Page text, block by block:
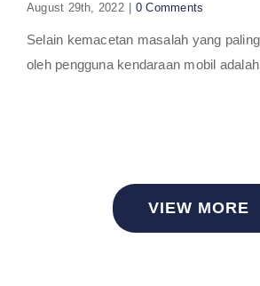
August 29th, 2022 0 Comments
Selain kemacetan masalah yang
oleh pengguna kendaraan mobil
VIEW MORE